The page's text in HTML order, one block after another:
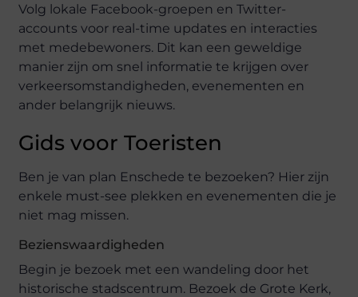
Volg lokale Facebook-groepen en Twitter-
accounts voor real-time updates en interacties
met medebewoners. Dit kan een geweldige
manier zijn om snel informatie te krijgen over
verkeersomstandigheden, evenementen en
ander belangrijk nieuws.
Gids voor Toeristen
Ben je van plan Enschede te bezoeken? Hier zijn
enkele must-see plekken en evenementen die je
niet mag missen.
Bezienswaardigheden
Begin je bezoek met een wandeling door het
historische stadscentrum. Bezoek de Grote Kerk,